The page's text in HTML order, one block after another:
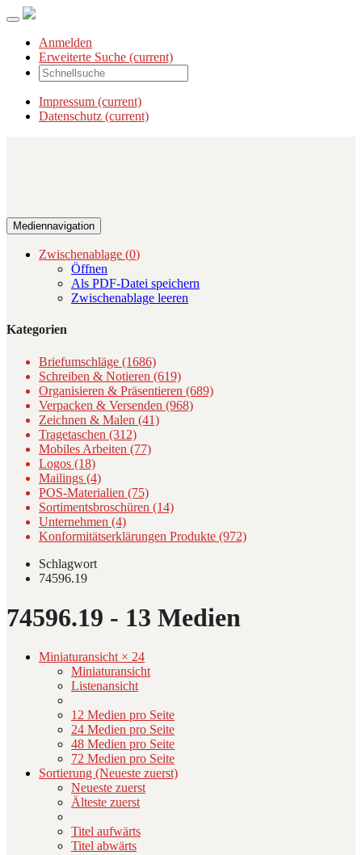
Anmelden
Erweiterte Suche (current)
Impressum (current)
Datenschutz (current)
Mediennavigation
Zwischenablage (0)
Öffnen
Als PDF-Datei speichern
Zwischenablage leeren
Kategorien
Briefumschläge (1686)
Schreiben & Notieren (619)
Organisieren & Präsentieren (689)
Verpacken & Versenden (968)
Zeichnen & Malen (41)
Tragetaschen (312)
Mobiles Arbeiten (77)
Logos (18)
Mailings (4)
POS-Materialien (75)
Sortimentsbroschüren (14)
Unternehmen (4)
Konformitätserklärungen Produkte (972)
Schlagwort
74596.19
74596.19 - 13 Medien
Miniaturansicht × 24
Miniaturansicht
Listenansicht
12 Medien pro Seite
24 Medien pro Seite
48 Medien pro Seite
72 Medien pro Seite
Sortierung (Neueste zuerst)
Neueste zuerst
Älteste zuerst
Titel aufwärts
Titel abwärts